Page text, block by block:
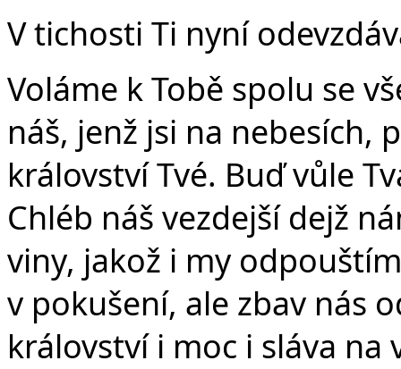
V tichosti Ti nyní
Voláme k Tobě spolu se
náš, jenž jsi na nebesích,
království Tvé. Buď vůle
Chléb náš vezdejší dejž
viny, jakož i my
v pokušení, ale zbav nás
království i moc i sláva na